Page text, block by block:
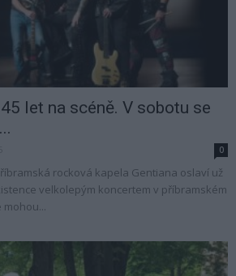
let na scéně. V sobotu se
0
rocková kapela Gentiana oslaví už
velkolepým koncertem v příbramském
mohou...